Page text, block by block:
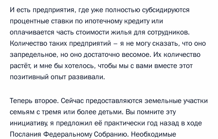
И есть предприятия, где уже полностью субсидируются
процентные ставки по ипотечному кредиту или
оплачивается часть стоимости жилья для сотрудников.
Количество таких предприятий – я не могу сказать, что оно
запредельное, но оно достаточно весомое. Их количество
растёт, и мне бы хотелось, чтобы мы с вами вместе этот
позитивный опыт развивали.
Теперь второе. Сейчас предоставляются земельные участки
семьям с тремя или более детьми. Вы помните эту
инициативу, я предложил её практически год назад в ходе
Послания Федеральному Собранию. Необходимые